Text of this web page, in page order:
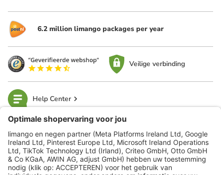
6.2 million limango packages per year
Veilige verbinding
Help Center
limango
Veilig winkelen